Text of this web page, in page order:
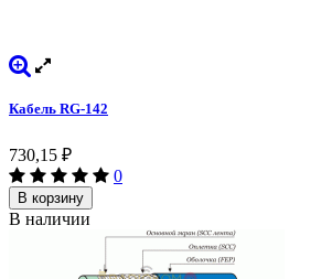
Кабель RG-142
730,15 ₽
0
В корзину
В наличии